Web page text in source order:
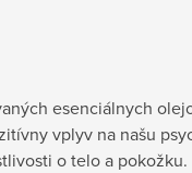
esenciálnych
vplyv na našu
o telo a pokožku.